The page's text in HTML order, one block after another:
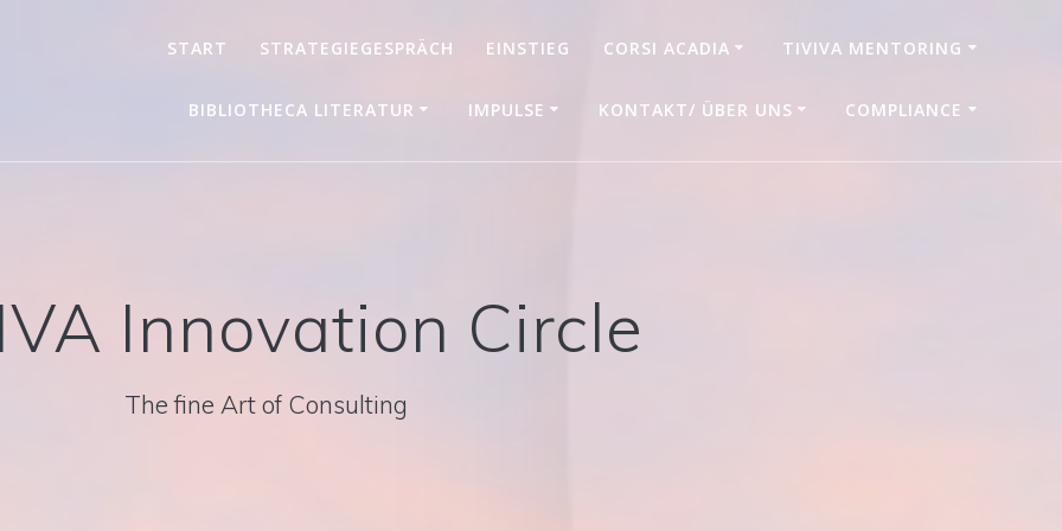
START STRATEGIEGESPRÄCH EINSTIEG CORSI ACADIA TIVIVA MENTORING
BIBLIOTHECA LITERATUR IMPULSE KONTAKT/ ÜBER UNS COMPLIANCE
Innovation Circle
The fine Art of Consulting